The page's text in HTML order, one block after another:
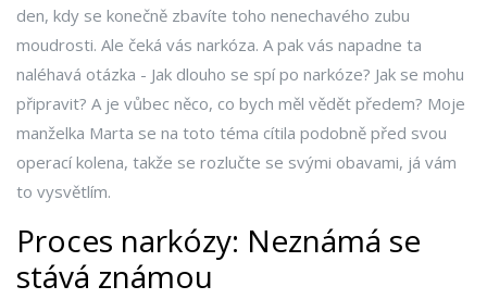
den, kdy se konečně zbavíte toho nenechavého zubu
moudrosti. Ale čeká vás narkóza. A pak vás napadne ta
naléhavá otázka - Jak dlouho se spí po narkóze? Jak se mohu
připravit? A je vůbec něco, co bych měl vědět předem? Moje
manželka Marta se na toto téma cítila podobně před svou
operací kolena, takže se rozlučte se svými obavami, já vám
to vysvětlím.
Proces narkózy: Neznámá se
stává známou